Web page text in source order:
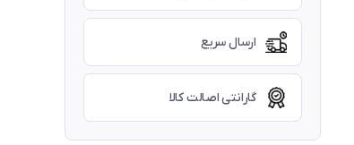
ارسال سریع
گارانتی اصالت کالا